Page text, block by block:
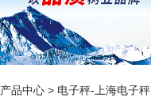
产品中心 > 电子秤-上海电子秤